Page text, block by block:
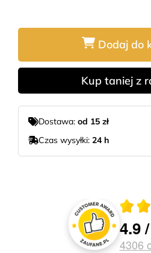
Dodaj do
Kup taniej z
Dostawa: od 15 zł
Czas wysyłki: 24 h
Średnia
4.9/
4306